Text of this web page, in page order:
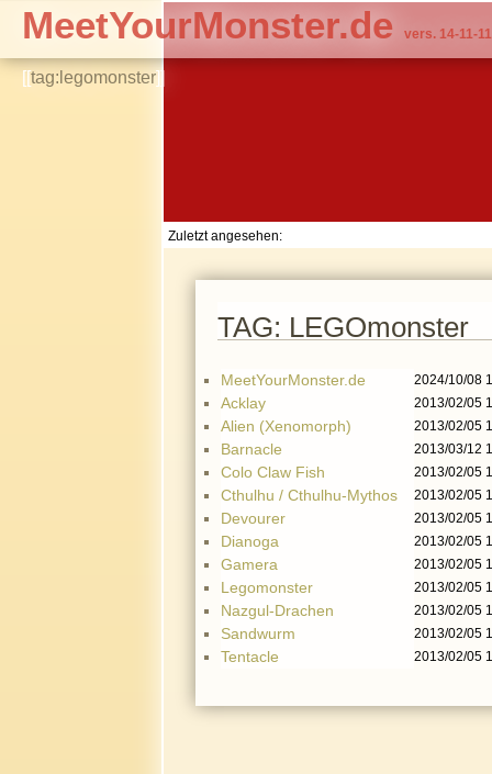
[[tag:legomonster]]
MeetYourMonster.de vers. 14-11-11
Zuletzt angesehen:
TAG: LEGOmonster
MeetYourMonster.de 2024/10/08
Acklay 2013/02/05
Alien (Xenomorph) 2013/02/05
Barnacle 2013/03/12
Colo Claw Fish 2013/02/05
Cthulhu / Cthulhu-Mythos 2013/02/05
Devourer 2013/02/05
Dianoga 2013/02/05
Gamera 2013/02/05
Legomonster 2013/02/05
Nazgul-Drachen 2013/02/05
Sandwurm 2013/02/05
Tentacle 2013/02/05